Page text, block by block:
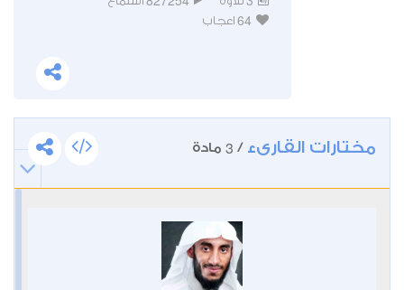
64 اعجاب
مختارات القارىء /
3 مادة